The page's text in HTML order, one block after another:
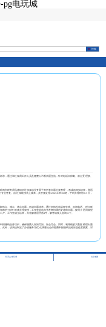
pg电玩城
求，通过和社保局工作人员及缴费人不断沟通交流，针对电话问得勤、前台受理多、
海市税务局迅速组织社保条线业务骨干将所有问题分类整理，形成咨询知识库，普适
专业答复。自社保统模式上线来，共答复处理 12345工单160笔，平均办理时长0.5天，
期热点、难点、堵点问题，形成问题清单，通过征纳互动远程坐席、咨询电话、税企联
南的 “候鸟”群体办理契税，工作室提前与开发商协调历史遗留问题，按同小区同类型
。工作室成立以来，共化解基层矛盾4件，解答纳税人咨询11个。
报缴纳业务培训，确保缴费人应知尽知、应会尽会。 同时，利用税收大数据 梳理 出
。此外 ，该局还 制定了办税服务厅优化调整社会保险费申报缴纳流程应急处置预案，
对
联系pg电玩城 |
站点地图